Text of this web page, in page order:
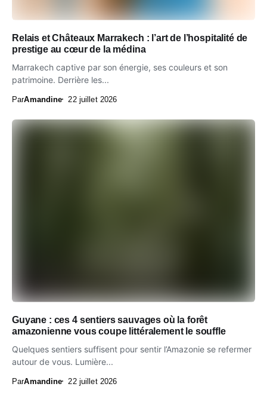
Relais et Châteaux Marrakech : l’art de l’hospitalité de
prestige au cœur de la médina
Marrakech captive par son énergie, ses couleurs et son
patrimoine. Derrière les...
ParAmandine 22 juillet 2026
Guyane : ces 4 sentiers sauvages où la forêt
amazonienne vous coupe littéralement le souffle
Quelques sentiers suffisent pour sentir l’Amazonie se refermer
autour de vous. Lumière...
ParAmandine 22 juillet 2026